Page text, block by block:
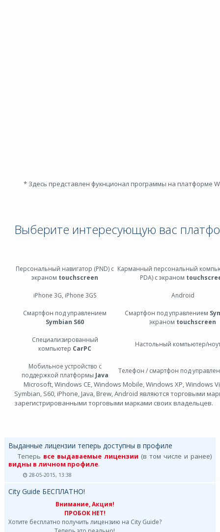
* Здесь представлен фукнционал программы на платформе
Выберите интересующую вас
Персональный навигатор (PND) с
экраном touchscreen
Карманный персональный
PDA) с экраном
iPhone 3G, iPhone 3GS Android
Смартфон под управлением
Symbian S60
Cмартфон под управлением
экраном touchscreen
Специализированный
компьютер CarPC
Настольный компьютер/
Мобильное устройство с
поддержкой платформы Java
Телефон / смартфон под
Microsoft, Windows CE, Windows Mobile, Windows XP, Windows
Symbian, S60, iPhone, Java, Brew, Android являются торговыми
зарегистрированными торговыми марками своих владельцев.
Выданные лицензии теперь доступны в профиле
Теперь все выдаваемые лицензии (в том числе и ранее)
видны в личном профиле.
28-05-2015, 13:38
City Guide БЕСПЛАТНО!
Внимание, Акция!
ПРОБОК НЕТ!
Хотите бесплатно получить лицензию на City Guide?